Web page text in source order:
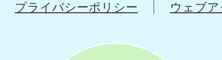
プライバシーポリシー
ウェブ